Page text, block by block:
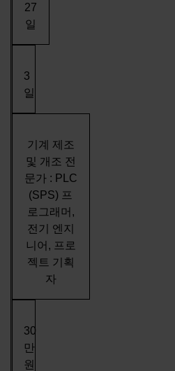
27
일
3
일
기계 제조
및 개조 전
문가 : PLC
(SPS) 프
로그래머,
전기 엔지
니어, 프로
젝트 기획
자
30
만
원